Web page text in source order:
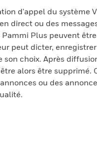
d'appel du système
direct ou des
Pammi Plus peuvent
peut dicter,
son choix. Après
alors être supprimé.
ou des